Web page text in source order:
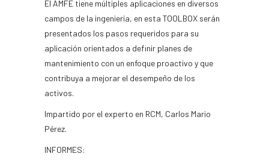
El AMFE tiene múltiples aplicaciones en diversos
campos de la ingeniería, en esta TOOLBOX serán
presentados los pasos requeridos para su
aplicación orientados a definir planes de
mantenimiento con un enfoque proactivo y que
contribuya a mejorar el desempeño de los
activos.
Impartido por el experto en RCM, Carlos Mario
Pérez.
INFORMES: